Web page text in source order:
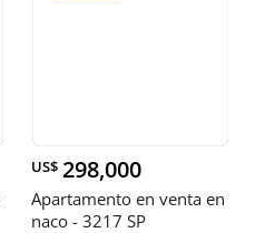
US$ 298,000
Apartamento en venta en
naco - 3217 SP